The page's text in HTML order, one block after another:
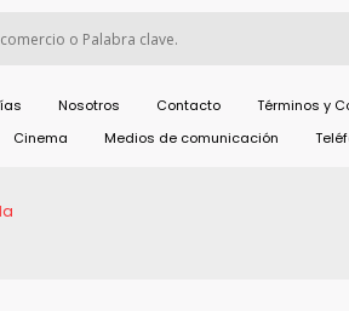
Nosotros Contacto
Términos y
Cinema Medios de comunicación